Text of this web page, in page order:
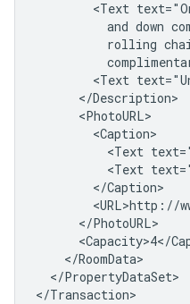
<Text
and down
rolling
<Text
<Text
<Text
</PropertyDataSet>
</Transaction>